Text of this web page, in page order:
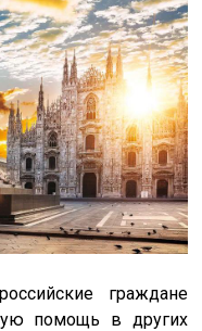
граждане
помощь в других